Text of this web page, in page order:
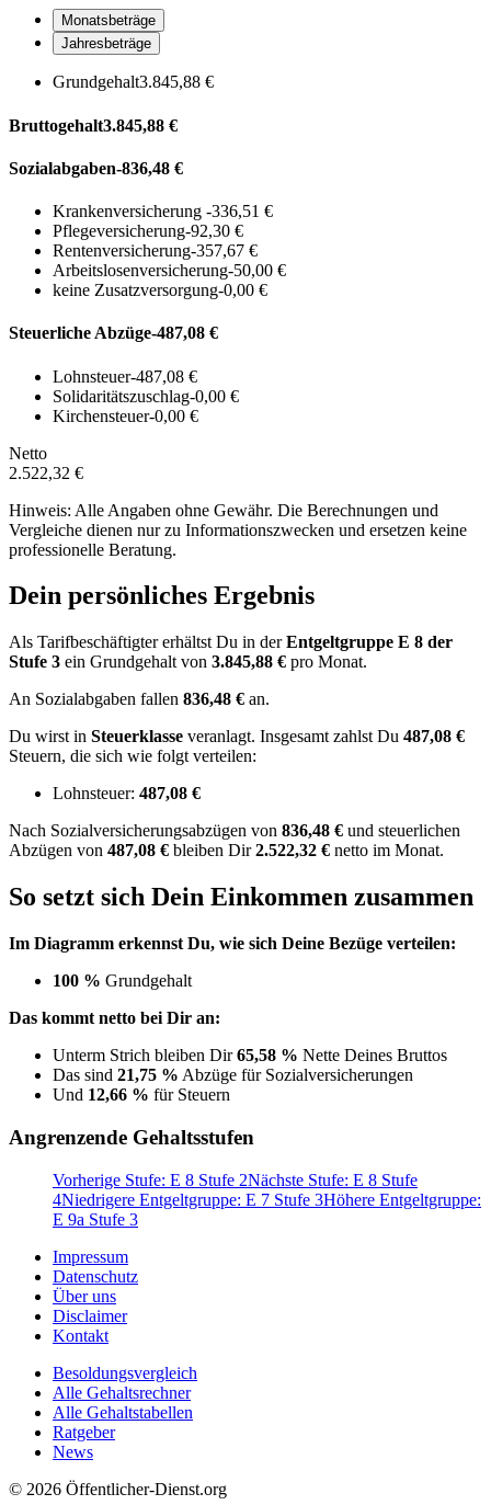
Monatsbeträge
Jahresbeträge
Grundgehalt3.845,88 €
Bruttogehalt3.845,88 €
Sozialabgaben-836,48 €
Krankenversicherung -336,51 €
Pflegeversicherung-92,30 €
Rentenversicherung-357,67 €
Arbeitslosenversicherung-50,00 €
keine Zusatzversorgung-0,00 €
Steuerliche Abzüge-487,08 €
Lohnsteuer-487,08 €
Solidaritätszuschlag-0,00 €
Kirchensteuer-0,00 €
Netto
2.522,32 €
Hinweis: Alle Angaben ohne Gewähr. Die Berechnungen und
Vergleiche dienen nur zu Informationszwecken und ersetzen keine
professionelle Beratung.
Dein persönliches Ergebnis
Als Tarifbeschäftigter erhältst Du in derEntgeltgruppe E 8 der
Stufe 3 ein Grundgehalt von 3.845,88 € pro Monat.
An Sozialabgaben fallen 836,48 € an.
Du wirst in Steuerklasse veranlagt. Insgesamt zahlst Du 487,08 €
Steuern, die sich wie folgt verteilen:
Lohnsteuer: 487,08 €
Nach Sozialversicherungsabzügen von 836,48 € und steuerlichen
Abzügen von 487,08 € bleiben Dir2.522,32 € netto im Monat.
So setzt sich Dein Einkommen zusammen
Im Diagramm erkennst Du, wie sich Deine Bezüge verteilen:
100 % Grundgehalt
Das kommt netto bei Dir an:
Unterm Strich bleiben Dir65,58 % Nette Deines Bruttos
Das sind 21,75 % Abzüge für Sozialversicherungen
Und 12,66 % für Steuern
Angrenzende Gehaltsstufen
Vorherige Stufe: E 8 Stufe 2Nächste Stufe: E 8 Stufe
4Niedrigere Entgeltgruppe: E 7 Stufe 3Höhere Entgeltgruppe:
E 9a Stufe 3
Impressum
Datenschutz
Über uns
Disclaimer
Kontakt
Besoldungsvergleich
Alle Gehaltsrechner
Alle Gehaltstabellen
Ratgeber
News
© 2026 Öffentlicher-Dienst.org